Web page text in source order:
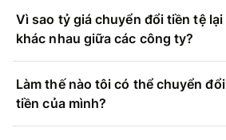
Vì sao tỷ giá chuyển đổi tiền tệ lại
khác nhau giữa các công ty?
Làm thế nào tôi có thể chuyển đổi
tiền của mình?